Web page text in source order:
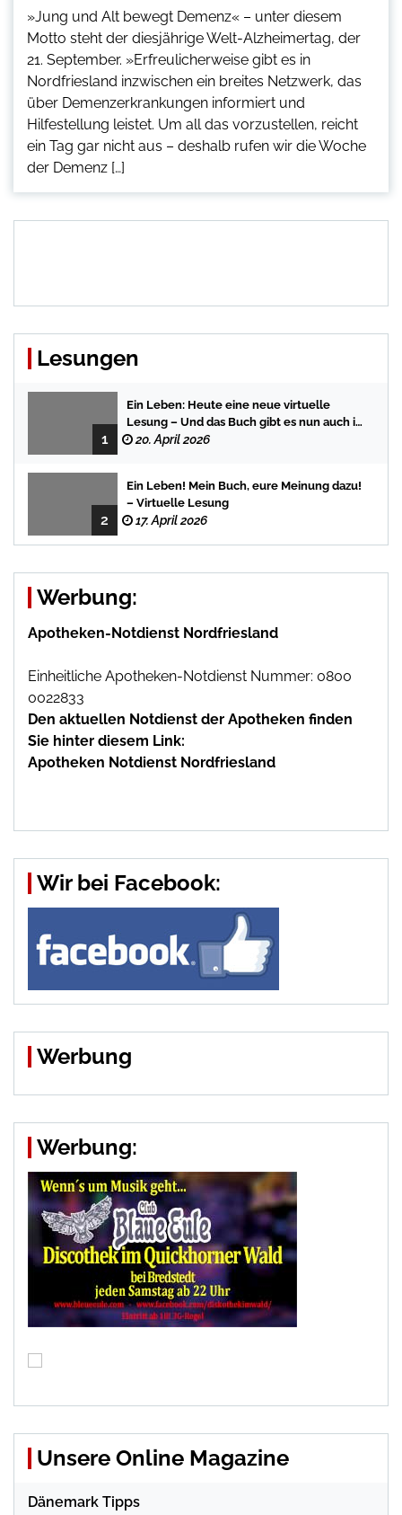
»Jung und Alt bewegt Demenz« – unter diesem
Motto steht der diesjährige Welt-Alzheimertag, der
21. September. »Erfreulicherweise gibt es in
Nordfriesland inzwischen ein breites Netzwerk, das
über Demenzerkrankungen informiert und
Hilfestellung leistet. Um all das vorzustellen, reicht
ein Tag gar nicht aus – deshalb rufen wir die Woche
der Demenz […]
Lesungen
1
Ein Leben: Heute eine neue virtuelle
Lesung – Und das Buch gibt es nun auch in
der Bredstedter Stadtbuchhandlung
20. April 2026
2
Ein Leben! Mein Buch, eure Meinung dazu!
– Virtuelle Lesung
17. April 2026
Werbung:
Apotheken-Notdienst Nordfriesland
Einheitliche Apotheken-Notdienst Nummer: 0800
0022833
Den aktuellen Notdienst der Apotheken finden
Sie hinter diesem Link:
Apotheken Notdienst Nordfriesland
Wir bei Facebook:
Werbung
Werbung:
Unsere Online Magazine
Dänemark Tipps